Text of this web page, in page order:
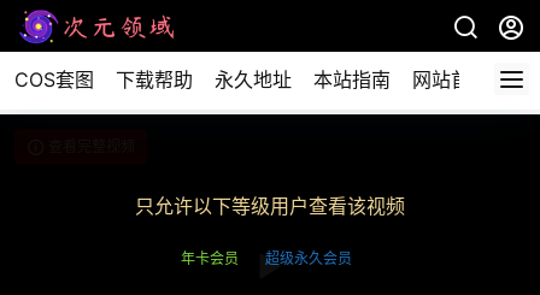
COS套图 下载帮助 永久地址 本站指南 网站首页
只允许以下等级用户查看该视频
年卡会员 超级永久会员